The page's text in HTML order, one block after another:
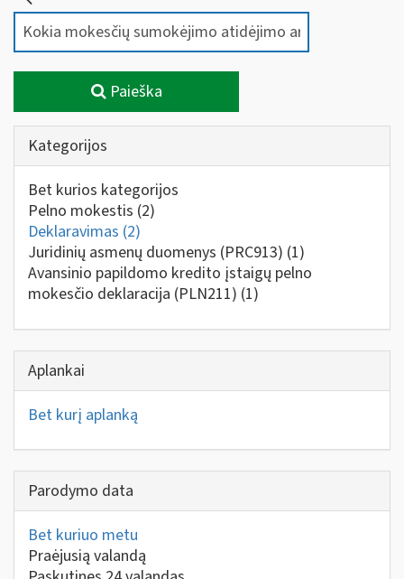
Paieška
Kategorijos
Bet kurios kategorijos
Pelno mokestis (2)
Deklaravimas (2)
Juridinių asmenų duomenys (PRC913) (1)
Avansinio papildomo kredito įstaigų pelno
mokesčio deklaracija (PLN211) (1)
Aplankai
Bet kurį aplanką
Parodymo data
Bet kuriuo metu
Praėjusią valandą